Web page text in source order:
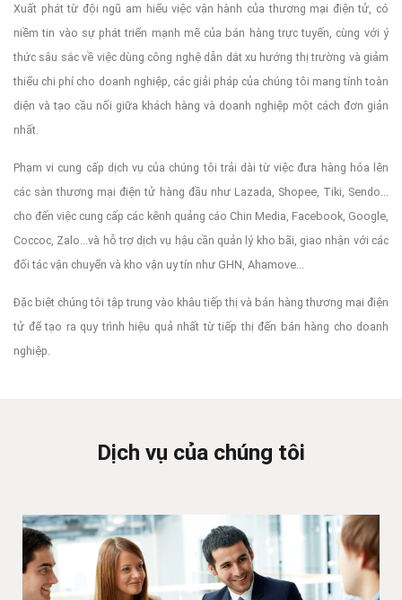
Xuất phát từ đội ngũ am hiểu việc vận hành của thương mại điện tử, có
niềm tin vào sự phát triển mạnh mẽ của bán hàng trực tuyến, cùng với ý
thức sâu sắc về việc dùng công nghệ dẫn dắt xu hướng thị trường và giảm
thiểu chi phí cho doanh nghiệp, các giải pháp của chúng tôi mang tính toàn
diện và tạo cầu nối giữa khách hàng và doanh nghiệp một cách đơn giản
nhất.
Phạm vi cung cấp dịch vụ của chúng tôi trải dài từ việc đưa hàng hóa lên
các sàn thương mại điện tử hàng đầu như Lazada, Shopee, Tiki, Sendo...
cho đến việc cung cấp các kênh quảng cáo Chin Media, Facebook, Google,
Coccoc, Zalo...và hỗ trợ dịch vụ hậu cần quản lý kho bãi, giao nhận với các
đối tác vận chuyển và kho vận uy tín như GHN, Ahamove...
Đặc biệt chúng tôi tập trung vào khâu tiếp thị và bán hàng thương mại điện
tử để tạo ra quy trình hiệu quả nhất từ tiếp thị đến bán hàng cho doanh
nghiệp.
Dịch vụ của chúng tôi